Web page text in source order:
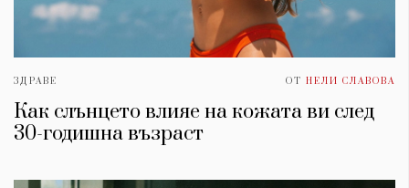
ЗДРАВЕ ОТ НЕЛИ СЛАВОВА
Как слънцето влияе на кожата ви след
30-годишна възраст